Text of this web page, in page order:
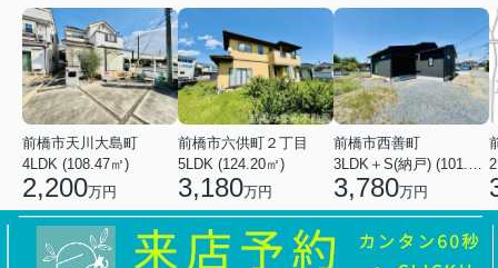
前橋市天川大島町
4LDK (108.47㎡)
2,200万円
前橋市六供町２丁目
5LDK (124.20㎡)
3,180万円
前橋市西善町
3,780万円